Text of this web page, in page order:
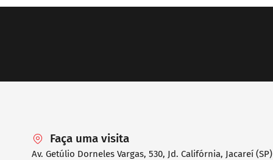
Faça uma visita
Av. Getúlio Dorneles Vargas, 530, Jd. Califórnia, Jacareí (SP)